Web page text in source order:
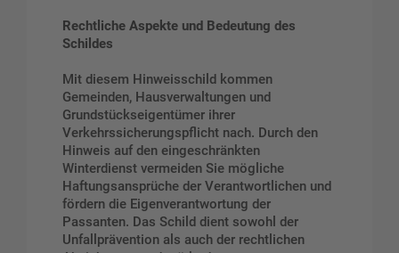
Rechtliche Aspekte und Bedeutung des
Schildes
Mit diesem Hinweisschild kommen
Gemeinden, Hausverwaltungen und
Grundstückseigentümer ihrer
Verkehrssicherungspflicht nach. Durch den
Hinweis auf den eingeschränkten
Winterdienst vermeiden Sie mögliche
Haftungsansprüche der Verantwortlichen und
fördern die Eigenverantwortung der
Passanten. Das Schild dient sowohl der
Unfallprävention als auch der rechtlichen